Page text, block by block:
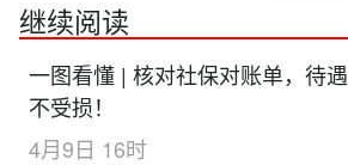
继续阅读
一图看懂 | 核对社保对账单，待遇
不受损！
4月9日 16时